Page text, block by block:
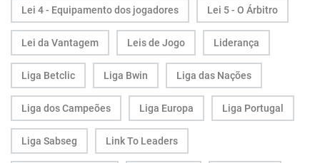
Lei 4 - Equipamento dos jogadores Lei 5 - O Árbitro
Lei da Vantagem Leis de Jogo Liderança
Liga Betclic Liga Bwin Liga das Nações
Liga dos Campeões Liga Europa Liga Portugal
Liga Sabseg Link To Leaders